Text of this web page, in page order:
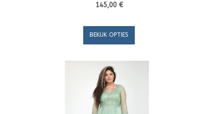
145,00 €
BEKIJK OPTIES